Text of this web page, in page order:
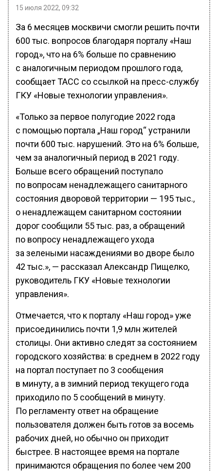
15 июля 2022, 09:32
За 6 месяцев москвичи смогли решить почти
600 тыс. вопросов благодаря порталу «Наш
город», что на 6% больше по сравнению
с аналогичным периодом прошлого года,
сообщает ТАСС со ссылкой на пресс-службу
ГКУ «Новые технологии управления».
«Только за первое полугодие 2022 года
с помощью портала „Наш город“ устранили
почти 600 тыс. нарушений. Это на 6% больше,
чем за аналогичный период в 2021 году.
Больше всего обращений поступало
по вопросам ненадлежащего санитарного
состояния дворовой территории — 195 тыс.,
о ненадлежащем санитарном состоянии
дорог сообщили 55 тыс. раз, а обращений
по вопросу ненадлежащего ухода
за зелеными насаждениями во дворе было
42 тыс.», — рассказал Александр Пищелко,
руководитель ГКУ «Новые технологии
управления».
Отмечается, что к порталу «Наш город» уже
присоединились почти 1,9 млн жителей
столицы. Они активно следят за состоянием
городского хозяйства: в среднем в 2022 году
на портал поступает по 3 сообщения
в минуту, а в зимний период текущего года
приходило по 5 сообщений в минуту.
По регламенту ответ на обращение
пользователя должен быть готов за восемь
рабочих дней, но обычно он приходит
быстрее. В настоящее время на портале
принимаются обращения по более чем 200